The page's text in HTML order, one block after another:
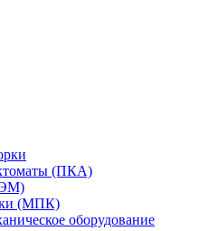
(ПКА)
(МПК)
оборудование